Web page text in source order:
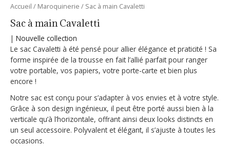
Accueil / Maroquinerie / Sac à main Cavaletti
Sac à main Cavaletti
| Nouvelle collection
Le sac Cavaletti à été pensé pour allier élégance et praticité ! Sa
forme inspirée de la trousse en fait l’allié parfait pour ranger
votre portable, vos papiers, votre porte-carte et bien plus
encore !
Notre sac est conçu pour s’adapter à vos envies et à votre style.
Grâce à son design ingénieux, il peut être porté aussi bien à la
verticale qu’à l’horizontale, offrant ainsi deux looks distincts en
un seul accessoire. Polyvalent et élégant, il s’ajuste à toutes les
occasions.
quantité
Sac
à
main
Cavaletti